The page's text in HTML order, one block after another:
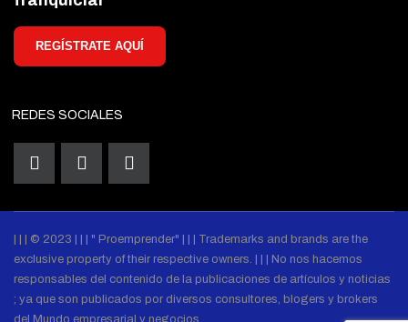
REGÍSTRATE AQUÍ
REDES SOCIALES
| | | © 2023 | | | " Proemprender" | | | Trademarks and brands are the
exclusive property of their respective owners. | | | No nos hacemos
responsables del contenido de la publicaciones de artículos y noticias
; ya que son publicados por diversos consultores, blogers y brokers
del Mundo empresarial y negocios.